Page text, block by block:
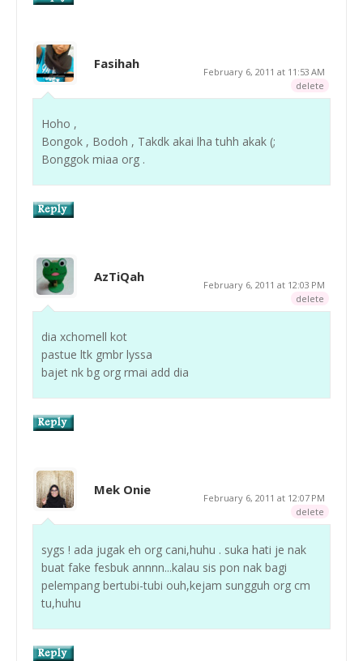
Fasihah
February 6, 2011 at 11:53 AM
delete
Hoho ,
Bongok , Bodoh , Takdk akai lha tuhh akak (;
Bonggok miaa org .
AzTiQah
February 6, 2011 at 12:03 PM
delete
dia xchomell kot
pastue ltk gmbr lyssa
bajet nk bg org rmai add dia
Mek Onie
February 6, 2011 at 12:07 PM
delete
sygs ! ada jugak eh org cani,huhu . suka hati je nak
buat fake fesbuk annnn...kalau sis pon nak bagi
pelempang bertubi-tubi ouh,kejam sungguh org cm
tu,huhu